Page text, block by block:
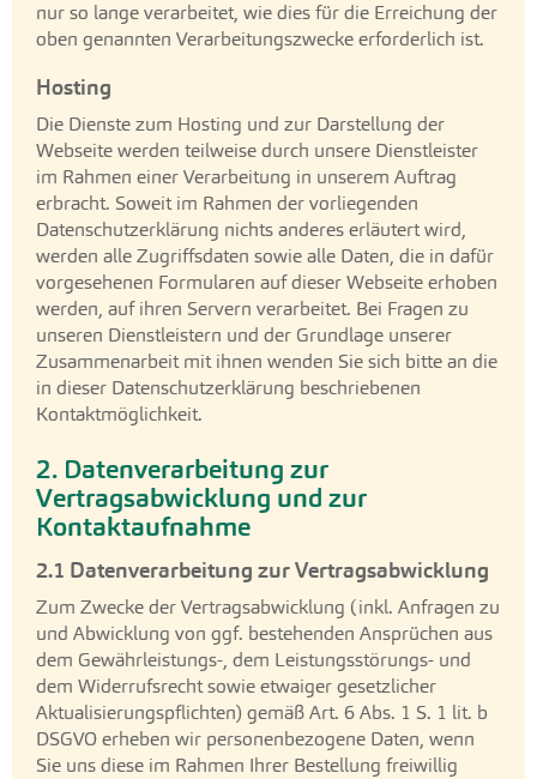
nur so lange verarbeitet, wie dies für die Erreichung der
oben genannten Verarbeitungszwecke erforderlich ist.
Hosting
Die Dienste zum Hosting und zur Darstellung der
Webseite werden teilweise durch unsere Dienstleister
im Rahmen einer Verarbeitung in unserem Auftrag
erbracht. Soweit im Rahmen der vorliegenden
Datenschutzerklärung nichts anderes erläutert wird,
werden alle Zugriffsdaten sowie alle Daten, die in dafür
vorgesehenen Formularen auf dieser Webseite erhoben
werden, auf ihren Servern verarbeitet. Bei Fragen zu
unseren Dienstleistern und der Grundlage unserer
Zusammenarbeit mit ihnen wenden Sie sich bitte an die
in dieser Datenschutzerklärung beschriebenen
Kontaktmöglichkeit.
2. Datenverarbeitung zur
Vertragsabwicklung und zur
Kontaktaufnahme
2.1 Datenverarbeitung zur Vertragsabwicklung
Zum Zwecke der Vertragsabwicklung (inkl. Anfragen zu
und Abwicklung von ggf. bestehenden Ansprüchen aus
dem Gewährleistungs-, dem Leistungsstörungs- und
dem Widerrufsrecht sowie etwaiger gesetzlicher
Aktualisierungspflichten) gemäß Art. 6 Abs. 1 S. 1 lit. b
DSGVO erheben wir personenbezogene Daten, wenn
Sie uns diese im Rahmen Ihrer Bestellung freiwillig